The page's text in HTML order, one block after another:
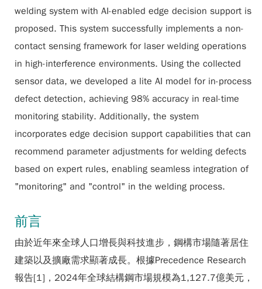
welding system with AI-enabled edge decision support is
proposed. This system successfully implements a non-
contact sensing framework for laser welding operations
in high-interference environments. Using the collected
sensor data, we developed a lite AI model for in-process
defect detection, achieving 98% accuracy in real-time
monitoring stability. Additionally, the system
incorporates edge decision support capabilities that can
recommend parameter adjustments for welding defects
based on expert rules, enabling seamless integration of
"monitoring" and "control" in the welding process.
前言
由於近年來全球人口增長與科技進步，鋼構市場隨著居住
建築以及擴廠需求顯著成長。根據Precedence Research
報告[1]，2024年全球結構鋼市場規模為1,127.7億美元，